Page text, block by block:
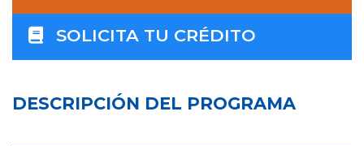
SOLICITA TU CRÉDITO
DESCRIPCIÓN DEL PROGRAMA